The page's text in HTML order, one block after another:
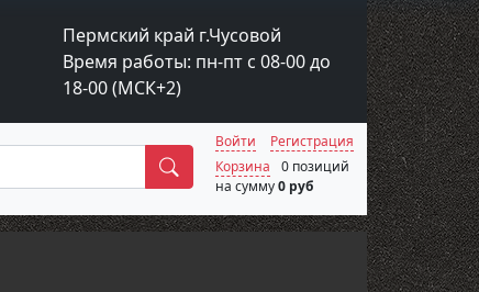
Пермский край г.Чусовой
Время работы: пн-пт с 08-00 до
18-00 (МСК+2)
Поиск
Войти
Регистрация
Корзина
0 позиций
на сумму0 руб